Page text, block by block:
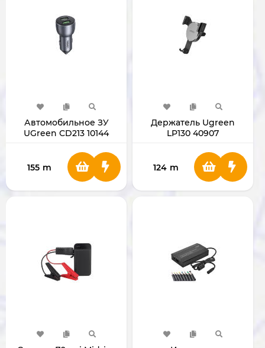
Автомобильное ЗУ
UGreen CD213 10144
155 m
Держатель Ugreen
LP130 40907
124 m